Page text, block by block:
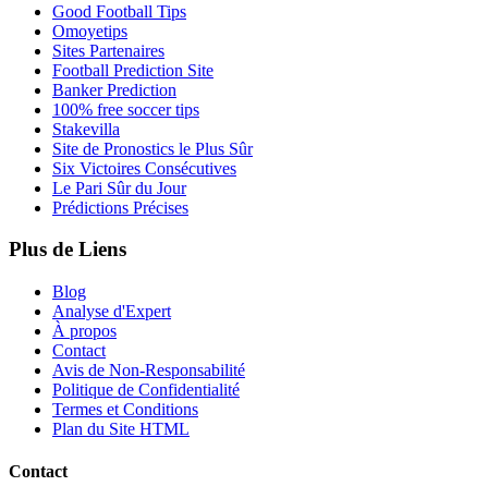
Good Football Tips
Omoyetips
Sites Partenaires
Football Prediction Site
Banker Prediction
100% free soccer tips
Stakevilla
Site de Pronostics le Plus Sûr
Six Victoires Consécutives
Le Pari Sûr du Jour
Prédictions Précises
Plus de Liens
Blog
Analyse d'Expert
À propos
Contact
Avis de Non-Responsabilité
Politique de Confidentialité
Termes et Conditions
Plan du Site HTML
Contact